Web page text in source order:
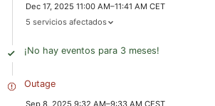
Dec 17, 2025 11:00 AM–11:41 AM CET
5 servicios afectados
¡No hay eventos para 3 meses!
Outage
Sep 8, 2025 9:32 AM–9:33 AM CEST